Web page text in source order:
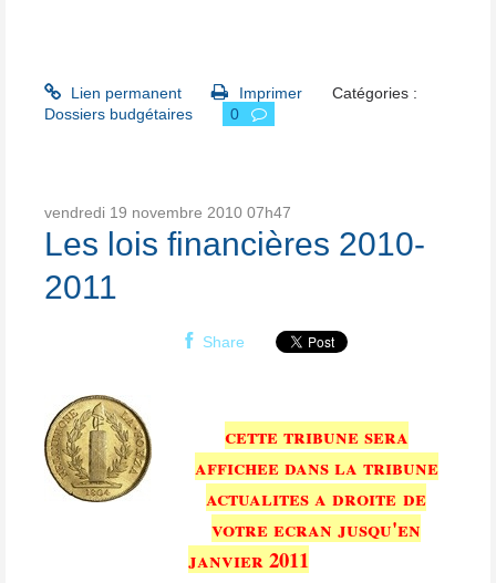
Lien permanent Imprimer
Catégories :
Dossiers budgétaires
0
vendredi 19 novembre 2010 07h47
Les lois financières 2010-
2011
Share
cette tribune sera
affichee dans la tribune
actualites a droite de
votre ecran jusqu'en
janvier 2011